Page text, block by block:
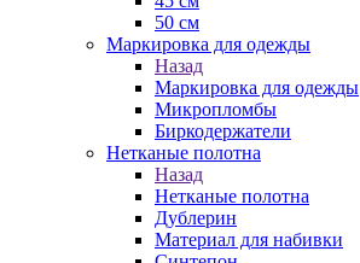
50 см
Маркировка для одежды
Назад
Маркировка для одежды
Микропломбы
Биркодержатели
Нетканые полотна
Назад
Нетканые полотна
Дублерин
Материал для набивки